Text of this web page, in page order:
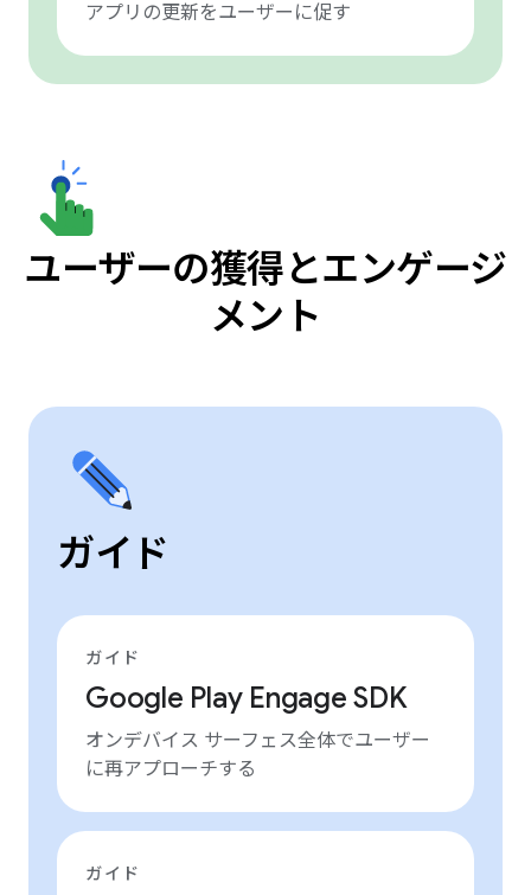
アプリの更新をユーザーに促す
ユーザーの獲得とエンゲージ
メント
ガイド
ガイド
Google Play Engage SDK
オンデバイス サーフェス全体でユーザー
に再アプローチする
ガイド